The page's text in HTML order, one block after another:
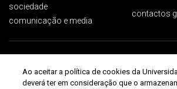
sociedade
comunicação e media
contactos
Universidade de Aveiro 2026
Ao aceitar a política de cookies da
deverá ter em consideração que o